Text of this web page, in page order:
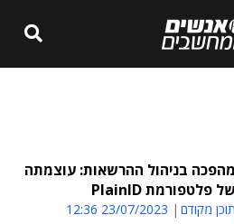
מהפכה בניהול ההרשאות: עוצמתה
של פלטפורמת PlainID
תוכן מקודם 23/07/2023 12:36